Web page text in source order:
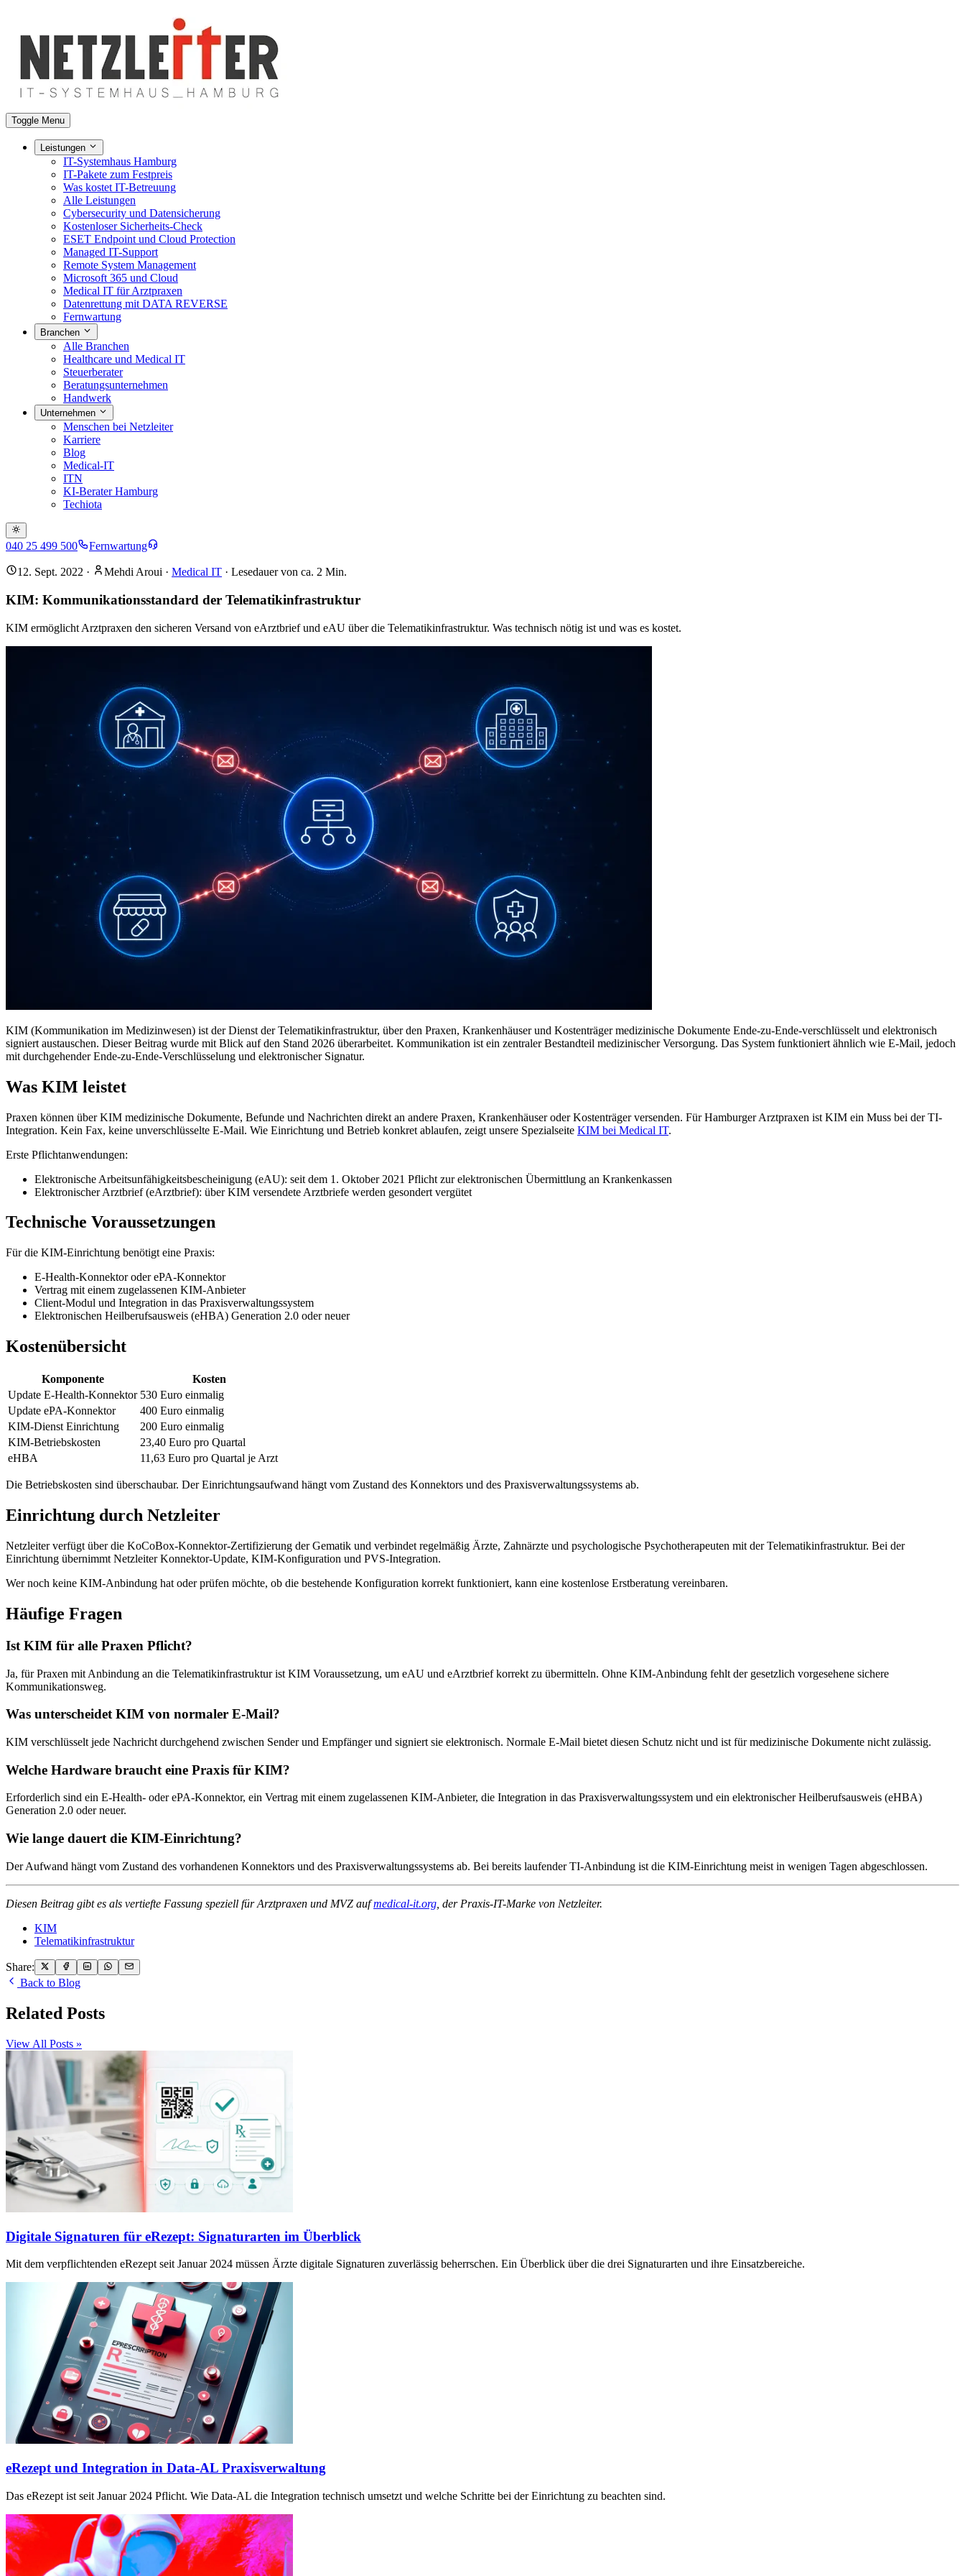
Toggle Menu
Leistungen
IT-Systemhaus Hamburg
IT-Pakete zum Festpreis
Was kostet IT-Betreuung
Alle Leistungen
Cybersecurity und Datensicherung
Kostenloser Sicherheits-Check
ESET Endpoint und Cloud Protection
Managed IT-Support
Remote System Management
Microsoft 365 und Cloud
Medical IT für Arztpraxen
Datenrettung mit DATA REVERSE
Fernwartung
Branchen
Alle Branchen
Healthcare und Medical IT
Steuerberater
Beratungsunternehmen
Handwerk
Unternehmen
Menschen bei Netzleiter
Karriere
Blog
Medical-IT
ITN
KI-Berater Hamburg
Techiota
040 25 499 500 Fernwartung
12. Sept. 2022 · Mehdi Aroui · Medical IT · Lesedauer von ca. 2 Min.
KIM: Kommunikationsstandard der Telematikinfrastruktur
KIM ermöglicht Arztpraxen den sicheren Versand von eArztbrief und eAU über die Telematikinfrastruktur. Was technisch nötig ist und was es kostet.
KIM (Kommunikation im Medizinwesen) ist der Dienst der Telematikinfrastruktur, über den Praxen, Krankenhäuser und Kostenträger medizinische Dokumente Ende-zu-Ende-verschlüsselt und elektronisch
signiert austauschen. Dieser Beitrag wurde mit Blick auf den Stand 2026 überarbeitet. Kommunikation ist ein zentraler Bestandteil medizinischer Versorgung. Das System funktioniert ähnlich wie E-Mail, jedoch
mit durchgehender Ende-zu-Ende-Verschlüsselung und elektronischer Signatur.
Was KIM leistet
Praxen können über KIM medizinische Dokumente, Befunde und Nachrichten direkt an andere Praxen, Krankenhäuser oder Kostenträger versenden. Für Hamburger Arztpraxen ist KIM ein Muss bei der TI-
Integration. Kein Fax, keine unverschlüsselte E-Mail. Wie Einrichtung und Betrieb konkret ablaufen, zeigt unsere Spezialseite KIM bei Medical IT.
Erste Pflichtanwendungen:
Elektronische Arbeitsunfähigkeitsbescheinigung (eAU): seit dem 1. Oktober 2021 Pflicht zur elektronischen Übermittlung an Krankenkassen
Elektronischer Arztbrief (eArztbrief): über KIM versendete Arztbriefe werden gesondert vergütet
Technische Voraussetzungen
Für die KIM-Einrichtung benötigt eine Praxis:
E-Health-Konnektor oder ePA-Konnektor
Vertrag mit einem zugelassenen KIM-Anbieter
Client-Modul und Integration in das Praxisverwaltungssystem
Elektronischen Heilberufsausweis (eHBA) Generation 2.0 oder neuer
Kostenübersicht
Komponente
Kosten
Update E-Health-Konnektor 530 Euro einmalig
Update ePA-Konnektor
400 Euro einmalig
KIM-Dienst Einrichtung
200 Euro einmalig
KIM-Betriebskosten
23,40 Euro pro Quartal
eHBA
11,63 Euro pro Quartal je Arzt
Die Betriebskosten sind überschaubar. Der Einrichtungsaufwand hängt vom Zustand des Konnektors und des Praxisverwaltungssystems ab.
Einrichtung durch Netzleiter
Netzleiter verfügt über die KoCoBox-Konnektor-Zertifizierung der Gematik und verbindet regelmäßig Ärzte, Zahnärzte und psychologische Psychotherapeuten mit der Telematikinfrastruktur. Bei der
Einrichtung übernimmt Netzleiter Konnektor-Update, KIM-Konfiguration und PVS-Integration.
Wer noch keine KIM-Anbindung hat oder prüfen möchte, ob die bestehende Konfiguration korrekt funktioniert, kann eine kostenlose Erstberatung vereinbaren.
Häufige Fragen
Ist KIM für alle Praxen Pflicht?
Ja, für Praxen mit Anbindung an die Telematikinfrastruktur ist KIM Voraussetzung, um eAU und eArztbrief korrekt zu übermitteln. Ohne KIM-Anbindung fehlt der gesetzlich vorgesehene sichere
Kommunikationsweg.
Was unterscheidet KIM von normaler E-Mail?
KIM verschlüsselt jede Nachricht durchgehend zwischen Sender und Empfänger und signiert sie elektronisch. Normale E-Mail bietet diesen Schutz nicht und ist für medizinische Dokumente nicht zulässig.
Welche Hardware braucht eine Praxis für KIM?
Erforderlich sind ein E-Health- oder ePA-Konnektor, ein Vertrag mit einem zugelassenen KIM-Anbieter, die Integration in das Praxisverwaltungssystem und ein elektronischer Heilberufsausweis (eHBA)
Generation 2.0 oder neuer.
Wie lange dauert die KIM-Einrichtung?
Der Aufwand hängt vom Zustand des vorhandenen Konnektors und des Praxisverwaltungssystems ab. Bei bereits laufender TI-Anbindung ist die KIM-Einrichtung meist in wenigen Tagen abgeschlossen.
Diesen Beitrag gibt es als vertiefte Fassung speziell für Arztpraxen und MVZ aufmedical-it.org , der Praxis-IT-Marke von Netzleiter.
KIM
Telematikinfrastruktur
Share:
Back to Blog
Related Posts
View All Posts »
Digitale Signaturen für eRezept: Signaturarten im Überblick
Mit dem verpflichtenden eRezept seit Januar 2024 müssen Ärzte digitale Signaturen zuverlässig beherrschen. Ein Überblick über die drei Signaturarten und ihre Einsatzbereiche.
eRezept und Integration in Data-AL Praxisverwaltung
Das eRezept ist seit Januar 2024 Pflicht. Wie Data-AL die Integration technisch umsetzt und welche Schritte bei der Einrichtung zu beachten sind.